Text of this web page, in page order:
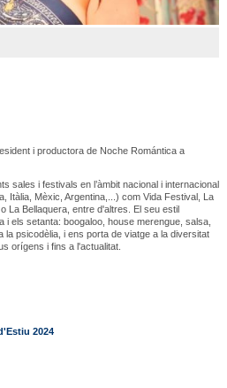
i productora de Noche Romántica a
sales i festivals en l’àmbit nacional i internacional
Itàlia, Mèxic, Argentina,...) com Vida Festival, La
La Bellaquera, entre d'altres. El seu estil
els setanta: boogaloo, house merengue, salsa,
la psicodèlia, i ens porta de viatge a la diversitat
orígens i fins a l'actualitat.
2024